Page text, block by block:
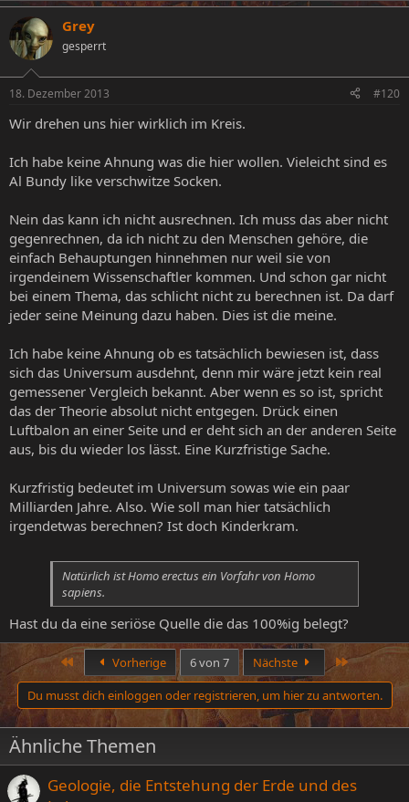
Grey
gesperrt
18. Dezember 2013 #120
Wir drehen uns hier wirklich im Kreis.
Ich habe keine Ahnung was die hier wollen. Vieleicht sind es
Al Bundy like verschwitze Socken.
Nein das kann ich nicht ausrechnen. Ich muss das aber nicht
gegenrechnen, da ich nicht zu den Menschen gehöre, die
einfach Behauptungen hinnehmen nur weil sie von
irgendeinem Wissenschaftler kommen. Und schon gar nicht
bei einem Thema, das schlicht nicht zu berechnen ist. Da darf
jeder seine Meinung dazu haben. Dies ist die meine.
Ich habe keine Ahnung ob es tatsächlich bewiesen ist, dass
sich das Universum ausdehnt, denn mir wäre jetzt kein real
gemessener Vergleich bekannt. Aber wenn es so ist, spricht
das der Theorie absolut nicht entgegen. Drück einen
Luftbalon an einer Seite und er deht sich an der anderen Seite
aus, bis du wieder los lässt. Eine Kurzfristige Sache.
Kurzfristig bedeutet im Universum sowas wie ein paar
Milliarden Jahre. Also. Wie soll man hier tatsächlich
irgendetwas berechnen? Ist doch Kinderkram.
Natürlich ist Homo erectus ein Vorfahr von Homo
sapiens.
Hast du da eine seriöse Quelle die das 100%ig belegt?
Erste Vorherige 6 von 7 Nächste Letzte
Du musst dich einloggen oder registrieren, um hier zu antworten.
Ähnliche Themen
Geologie, die Entstehung der Erde und des